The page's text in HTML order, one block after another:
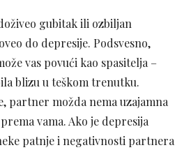
gubitak ili ozbiljan
do depresije. Podsvesno,
vas povući kao spasitelja –
blizu u teškom trenutku.
partner možda nema uzajamna
vama. Ako je depresija
patnje i negativnosti partnera